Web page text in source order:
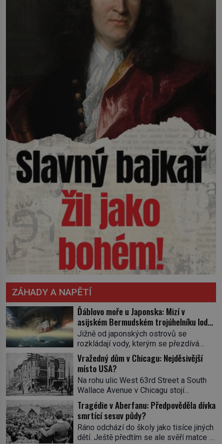
ZÁHADY A NAPĚTÍ
Ďáblovo moře u Japonska: Mizí v
asijském Bermudském trojúhelníku lodě
ve spárech neznámé síly?
Jižně od japonských ostrovů se
rozkládají vody, kterým se přezdívá
Ďáblovo moře. Vypráví se o lodích
mizejících beze stopy, podivných
světlech, zrádných proudech i mořských
dracích, kteří měli tyto končiny střežit už
v dávných legendách. Je tichomořský
Dračí trojúhelník skutečně prokletým
místem, nebo se zde jen nebezpečná
příroda proměnila v jednu z
nejpůsobivějších námořních záhad? […]
Vražedný dům v Chicagu: Nejděsivější
místo USA?
Na rohu ulic West 63rd Street a South
Wallace Avenue v Chicagu stojí
nenápadná pošta. Nemá žádný speciální
nápis ani pamětní desku. A přesto prý
místní zaměstnanci neradi chodí do
sklepa. Právě tady totiž sídlil sériový
vrah H. H. Holmes a také
Tragédie v Aberfanu: Předpověděla dívka
smrtící sesuv půdy?
Ráno odchází do školy jako tisíce jiných
dětí. Ještě předtím se ale svěří matce s